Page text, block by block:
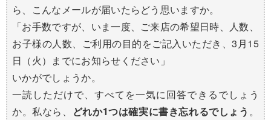
ら、こんなメールが届いたらどう思いますか。
「お手数ですが、いま一度、ご来店の希望日時、人数、
お子様の人数、ご利用の目的をご記入いただき、3月15
日（火）までにお知らせください」
いかがでしょうか。
一読しただけで、すべてを一気に回答できるでしょう
か。私なら、
どれか1つは確実に書き忘れるでしょう 。